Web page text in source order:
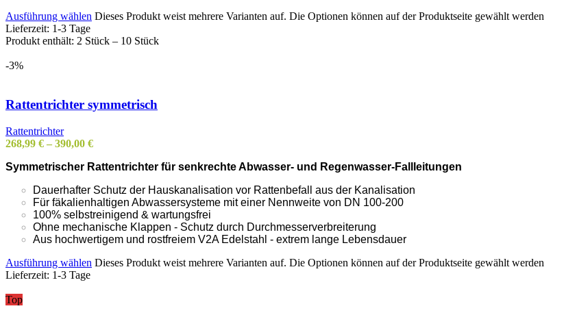
Ausführung wählen Dieses Produkt weist mehrere Varianten auf. Die Optionen können auf der Produktseite gewählt werden
Lieferzeit: 1-3 Tage
Produkt enthält: 2 Stück – 10 Stück
-3%
Rattentrichter symmetrisch
Rattentrichter
268,99 € – 390,00 €
Symmetrischer Rattentrichter für senkrechte Abwasser- und Regenwasser-Fallleitungen
Dauerhafter Schutz der Hauskanalisation vor Rattenbefall aus der Kanalisation
Für fäkalienhaltigen Abwassersysteme mit einer Nennweite von DN 100-200
100% selbstreinigend & wartungsfrei
Ohne mechanische Klappen - Schutz durch Durchmesserverbreiterung
Aus hochwertigem und rostfreiem V2A Edelstahl - extrem lange Lebensdauer
Ausführung wählen Dieses Produkt weist mehrere Varianten auf. Die Optionen können auf der Produktseite gewählt werden
Lieferzeit: 1-3 Tage
Top